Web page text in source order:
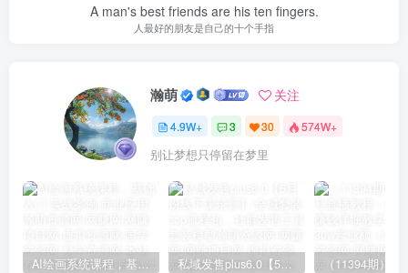
A man's best friends are his ten fingers.
人最好的朋友是自己的十个手指
瀚萌 关注
4.9W+ 3 30 574W+
别让梦想只停留在梦里
私域发售plus6.0【5月份线下课录音】/全域套装sop流程包，社群发售工具套装模型